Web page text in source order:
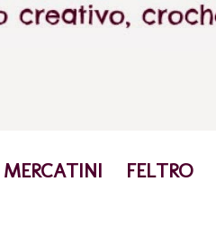
MERCATINI FELTRO